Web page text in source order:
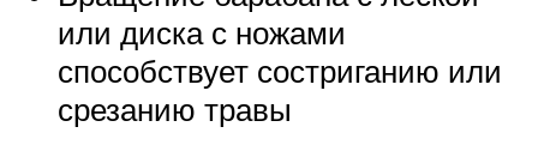
или диска с ножами
способствует состриганию или
срезанию травы